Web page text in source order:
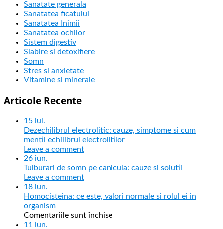
Sanatate generala
Sanatatea ficatului
Sanatatea Inimii
Sanatatea ochilor
Sistem digestiv
Slabire si detoxifiere
Somn
Stres si anxietate
Vitamine si minerale
Articole Recente
15 iul.
Dezechilibrul electrolitic: cauze, simptome si cum
mentii echilibrul electrolitilor
Leave a comment
26 iun.
Tulburari de somn pe canicula: cauze si solutii
Leave a comment
18 iun.
Homocisteina: ce este, valori normale si rolul ei in
organism
Comentariile sunt închise
11 iun.